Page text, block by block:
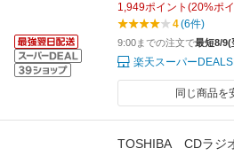
1,949ポイント (20%ポ
4(6件)
9:00までの注文で最短8/9(
楽天スーパー
同じ商品を
TOSHIBA CDラジ